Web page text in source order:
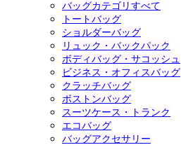
バッグカテゴリすべて
トートバッグ
ショルダーバッグ
リュック・バックパック
ボディバッグ・サコッシュ
ビジネス・オフィスバッグ
クラッチバッグ
ボストンバッグ
スーツケース・トランク
エコバッグ
バッグアクセサリー